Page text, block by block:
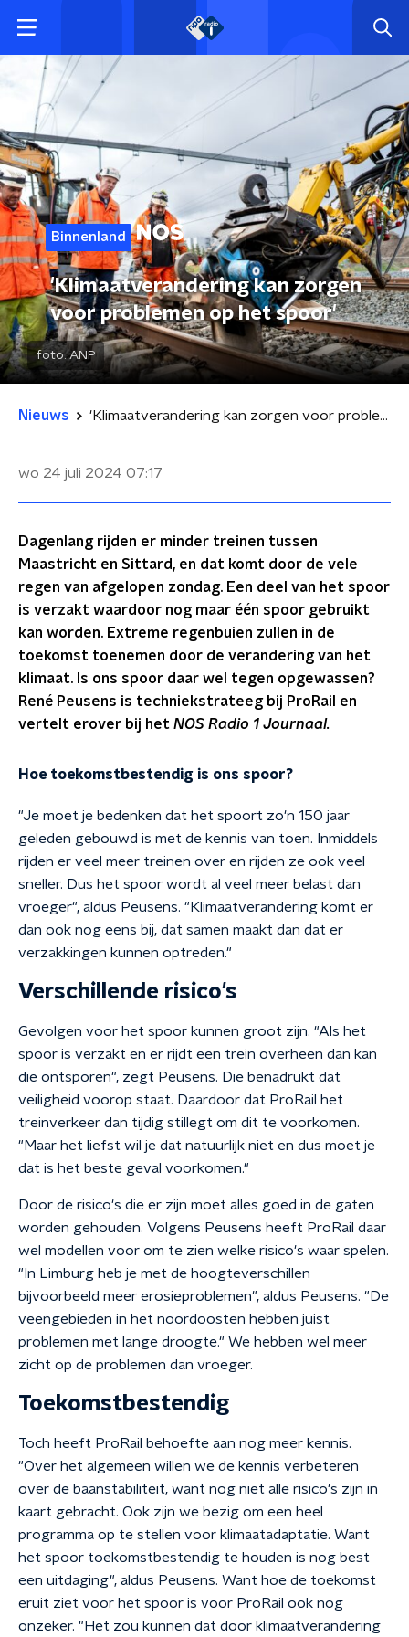
Binnenland
'Klimaatverandering kan zorgen
voor problemen op het spoor'
foto:ANP
Nieuws 'Klimaatverandering kan zorgen voor problemen op het spoor'
wo 24 juli 2024 07:17
Dagenlang rijden er minder treinen tussen
Maastricht en Sittard, en dat komt door de vele
regen van afgelopen zondag. Een deel van het spoor
is verzakt waardoor nog maar één spoor gebruikt
kan worden. Extreme regenbuien zullen in de
toekomst toenemen door de verandering van het
klimaat. Is ons spoor daar wel tegen opgewassen?
René Peusens is techniekstrateeg bij ProRail en
vertelt erover bij het NOS Radio 1 Journaal.
Hoe toekomstbestendig is ons spoor?
"Je moet je bedenken dat het spoort zo'n 150 jaar
geleden gebouwd is met de kennis van toen. Inmiddels
rijden er veel meer treinen over en rijden ze ook veel
sneller. Dus het spoor wordt al veel meer belast dan
vroeger", aldus Peusens. "Klimaatverandering komt er
dan ook nog eens bij, dat samen maakt dan dat er
verzakkingen kunnen optreden."
Verschillende risico's
Gevolgen voor het spoor kunnen groot zijn. "Als het
spoor is verzakt en er rijdt een trein overheen dan kan
die ontsporen", zegt Peusens. Die benadrukt dat
veiligheid voorop staat. Daardoor dat ProRail het
treinverkeer dan tijdig stillegt om dit te voorkomen.
"Maar het liefst wil je dat natuurlijk niet en dus moet je
dat is het beste geval voorkomen."
Door de risico's die er zijn moet alles goed in de gaten
worden gehouden. Volgens Peusens heeft ProRail daar
wel modellen voor om te zien welke risico's waar spelen.
"In Limburg heb je met de hoogteverschillen
bijvoorbeeld meer erosieproblemen", aldus Peusens. "De
veengebieden in het noordoosten hebben juist
problemen met lange droogte." We hebben wel meer
zicht op de problemen dan vroeger.
Toekomstbestendig
Toch heeft ProRail behoefte aan nog meer kennis.
"Over het algemeen willen we de kennis verbeteren
over de baanstabiliteit, want nog niet alle risico's zijn in
kaart gebracht. Ook zijn we bezig om een heel
programma op te stellen voor klimaatadaptatie. Want
het spoor toekomstbestendig te houden is nog best
een uitdaging", aldus Peusens. Want hoe de toekomst
eruit ziet voor het spoor is voor ProRail ook nog
onzeker. "Het zou kunnen dat door klimaatverandering